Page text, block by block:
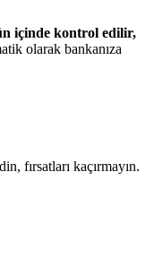
içinde kontrol edilir,
olarak bankanıza
fırsatları kaçırmayın.